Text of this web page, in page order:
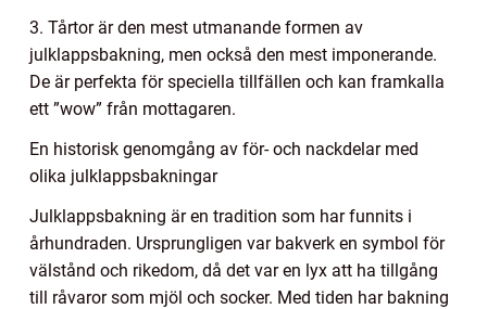
3. Tårtor är den mest utmanande formen av
julklappsbakning, men också den mest imponerande.
De är perfekta för speciella tillfällen och kan framkalla
ett ”wow” från mottagaren.
En historisk genomgång av för- och nackdelar med
olika julklappsbakningar
Julklappsbakning är en tradition som har funnits i
århundraden. Ursprungligen var bakverk en symbol för
välstånd och rikedom, då det var en lyx att ha tillgång
till råvaror som mjöl och socker. Med tiden har bakning